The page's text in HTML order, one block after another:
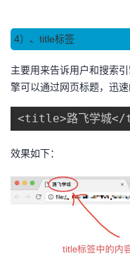
4）、title标签
主要用来告诉用户和搜索
擎可以通过网页标题，迅
<title>路飞学城
效果如下：